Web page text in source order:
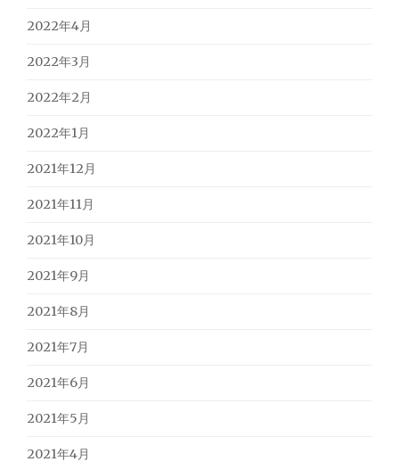
2022年4月
2022年3月
2022年2月
2022年1月
2021年12月
2021年11月
2021年10月
2021年9月
2021年8月
2021年7月
2021年6月
2021年5月
2021年4月